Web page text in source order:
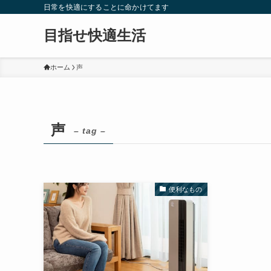
日常を快適にすることに命かけてます
目指せ快適生活
ホーム 声
声 – tag –
便利なもの